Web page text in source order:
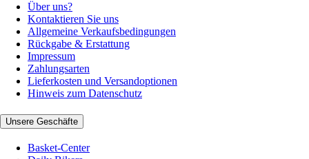
Über uns?
Kontaktieren Sie uns
Allgemeine Verkaufsbedingungen
Rückgabe & Erstattung
Impressum
Zahlungsarten
Lieferkosten und Versandoptionen
Hinweis zum Datenschutz
Unsere Geschäfte
Basket-Center